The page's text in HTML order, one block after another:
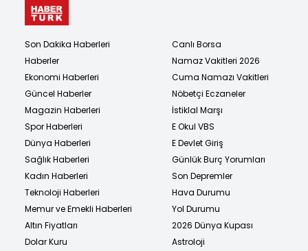
Son Dakika Haberleri
Haberler
Ekonomi Haberleri
Güncel Haberler
Magazin Haberleri
Spor Haberleri
Dünya Haberleri
Sağlık Haberleri
Kadın Haberleri
Teknoloji Haberleri
Memur ve Emekli Haberleri
Altın Fiyatları
Dolar Kuru
Canlı Borsa
Namaz Vakitleri 2026
Cuma Namazı Vakitleri
Nöbetçi Eczaneler
İstiklal Marşı
E Okul VBS
E Devlet Giriş
Günlük Burç Yorumları
Son Depremler
Hava Durumu
Yol Durumu
2026 Dünya Kupası
Astroloji